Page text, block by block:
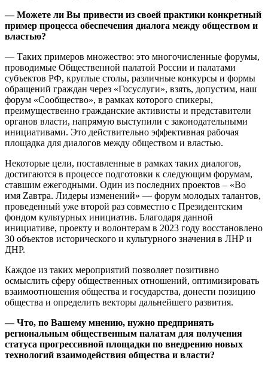
— Можете ли Вы привести из своей практики конкретный
пример процесса обеспечения диалога между обществом и
властью?
— Таких примеров множество: это многочисленные форумы,
проводимые Общественной палатой России и палатами
субъектов РФ, круглые столы, различные конкурсы и формы
обращений граждан через «Госуслуги», взять, допустим, наш
форум «Сообщество», в рамках которого спикеры,
преимущественно гражданские активисты и представители
органов власти, напрямую выступили с законодательными
инициативами. Это действительно эффективная рабочая
площадка для диалогов между обществом и властью.
Некоторые цели, поставленные в рамках таких диалогов,
достигаются в процессе подготовки к следующим форумам,
ставшим ежегодными. Один из последних проектов – «Во
имя Zавтра. Лидеры изменений» — форум молодых талантов,
проведенный уже второй раз совместно с Президентским
фондом культурных инициатив. Благодаря данной
инициативе, проекту и волонтерам в 2023 году восстановлено
30 объектов исторического и культурного значения в ЛНР и
ДНР.
Каждое из таких мероприятий позволяет позитивно
осмыслить сферу общественных отношений, оптимизировать
взаимоотношения общества и государства, донести позицию
общества и определить векторы дальнейшего развития.
— Что, по Вашему мнению, нужно предпринять
региональным общественным палатам для получения
статуса прогрессивной площадки по внедрению новых
технологий взаимодействия общества и власти?